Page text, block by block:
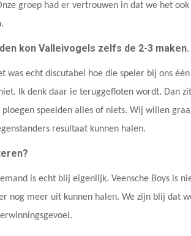
groep had er vertrouwen in dat we het
kon Valleivogels zelfs de 2-3
was echt discutabel hoe die speler bij ons
Ik denk daar ie teruggefloten wordt. Dan
ploegen speelden alles of niets. Wij willen
resultaat kunnen halen.
is echt blij eigenlijk. Veensche Boys is
nog meer uit kunnen halen. We zijn blij dat